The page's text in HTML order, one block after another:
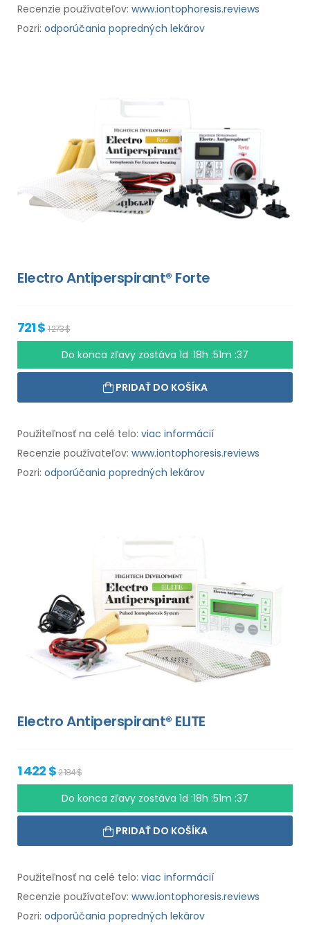
Recenzie používateľov: www.iontophoresis.reviews
Pozri: odporúčania popredných lekárov
Electro Antiperspirant® Forte
721 $1 273 $
Do konca zľavy zostáva 1d :18h :51m :36
PRIDAŤ DO KOŠÍKA
Použiteľnosť na celé telo: viac informácií
Recenzie používateľov: www.iontophoresis.reviews
Pozri: odporúčania popredných lekárov
Electro Antiperspirant® ELITE
1 422 $2 184 $
Do konca zľavy zostáva 1d :18h :51m :36
PRIDAŤ DO KOŠÍKA
Použiteľnosť na celé telo: viac informácií
Recenzie používateľov: www.iontophoresis.reviews
Pozri: odporúčania popredných lekárov